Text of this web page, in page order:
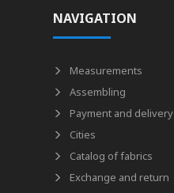
NAVIGATION
Measurements
Assembling
Payment and delivery
Cities
Catalog of fabrics
Exchange and return